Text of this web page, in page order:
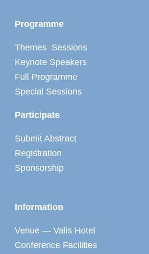
Programme
Themes Sessions
Keynote Speakers
Full Programme
Special Sessions
Participate
Submit Abstract
Registration
Sponsorship
Information
Venue — Valis Hotel
Conference Facilities